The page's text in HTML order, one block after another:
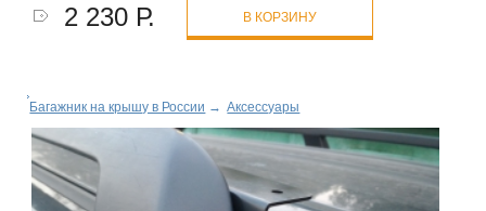
2 230 Р. В КОРЗИНУ
Багажник на крышу в России → Аксессуары